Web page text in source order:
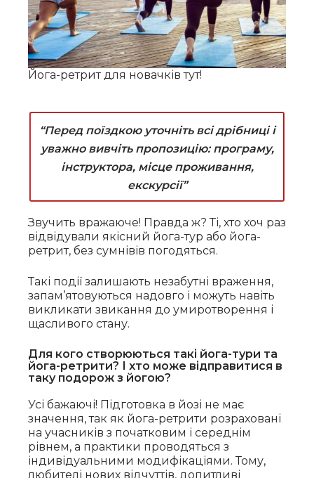
Йога-ретрит для новачків тут!
“Перед поїздкою уточніть всі дрібниці і
уважно вивчіть пропозицію: програму,
інструктора, місце проживання,
екскурсії”
Звучить вражаюче! Правда ж? Ті, хто хоч раз
відвідували якісний йога-тур або йога-
ретрит, без сумнівів погодяться.
Такі події залишають незабутні враження,
запам’ятовуються надовго і можуть навіть
викликати звикання до умиротворення і
щасливого стану.
Для кого створюються такі йога-тури та
йога-ретрити? І хто може відправитися в
таку подорож з йогою?
Усі бажаючі! Підготовка в йозі не має
значення, так як йога-ретрити розраховані
на учасників з початковим і середнім
рівнем, а практики проводяться з
індивідуальними модифікаціями. Тому,
любителі нових відчуттів, допитливі